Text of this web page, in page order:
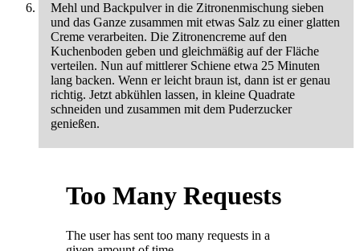
Mehl und Backpulver in die Zitronenmischung sieben
und das Ganze zusammen mit etwas Salz zu einer glatten
Creme verarbeiten. Die Zitronencreme auf den
Kuchenboden geben und gleichmäßig auf der Fläche
verteilen. Nun auf mittlerer Schiene etwa 25 Minuten
lang backen. Wenn er leicht braun ist, dann ist er genau
richtig. Jetzt abkühlen lassen, in kleine Quadrate
schneiden und zusammen mit dem Puderzucker
genießen.